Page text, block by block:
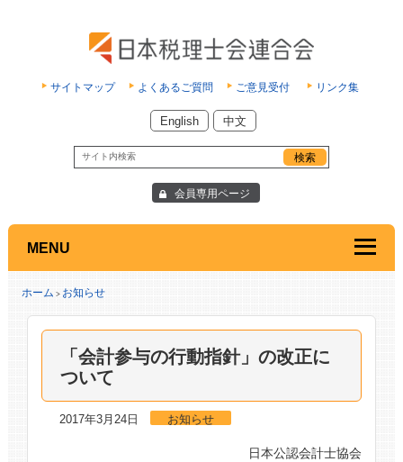
サイトマップ よくあるご質問 ご意見受付 リンク集
English 中文
会員専用ページ
MENU
ホーム > お知らせ
「会計参与の行動指針」の改正に
ついて
2017年3月24日 お知らせ
日本公認会計士協会